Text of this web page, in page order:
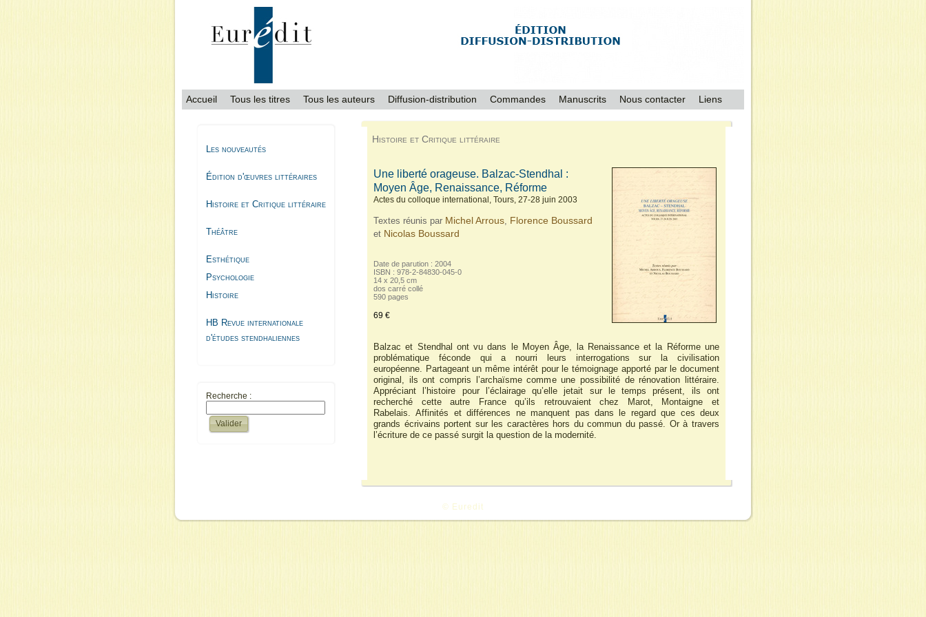
Accueil Tous les titres Tous les auteurs Diffusion-distribution Commandes Manuscrits Nous contacter Liens
Les nouveautés
Édition d'œuvres littéraires
Histoire et Critique littéraire
Théâtre
Esthétique
Psychologie
Histoire
HB Revue internationale
d'études stendhaliennes
Recherche :
Histoire et Critique littéraire
Une liberté orageuse. Balzac-Stendhal :
Moyen Âge, Renaissance, Réforme
Actes du colloque international, Tours, 27-28 juin 2003
Textes réunis par Michel Arrous, Florence Boussard
et Nicolas Boussard
Date de parution : 2004
ISBN : 978-2-84830-045-0
14 x 20,5 cm
dos carré collé
590 pages
69 €
Balzac et Stendhal ont vu dans le Moyen Âge, la Renaissance et la Réforme une
problématique féconde qui a nourri leurs interrogations sur la civilisation
européenne. Partageant un même intérêt pour le témoignage apporté par le document
original, ils ont compris l’archaïsme comme une possibilité de rénovation littéraire.
Appréciant l’histoire pour l’éclairage qu’elle jetait sur le temps présent, ils ont
recherché cette autre France qu’ils retrouvaient chez Marot, Montaigne et
Rabelais. Affinités et différences ne manquent pas dans le regard que ces deux
grands écrivains portent sur les caractères hors du commun du passé. Or à travers
l’écriture de ce passé surgit la question de la modernité.
© Euredit